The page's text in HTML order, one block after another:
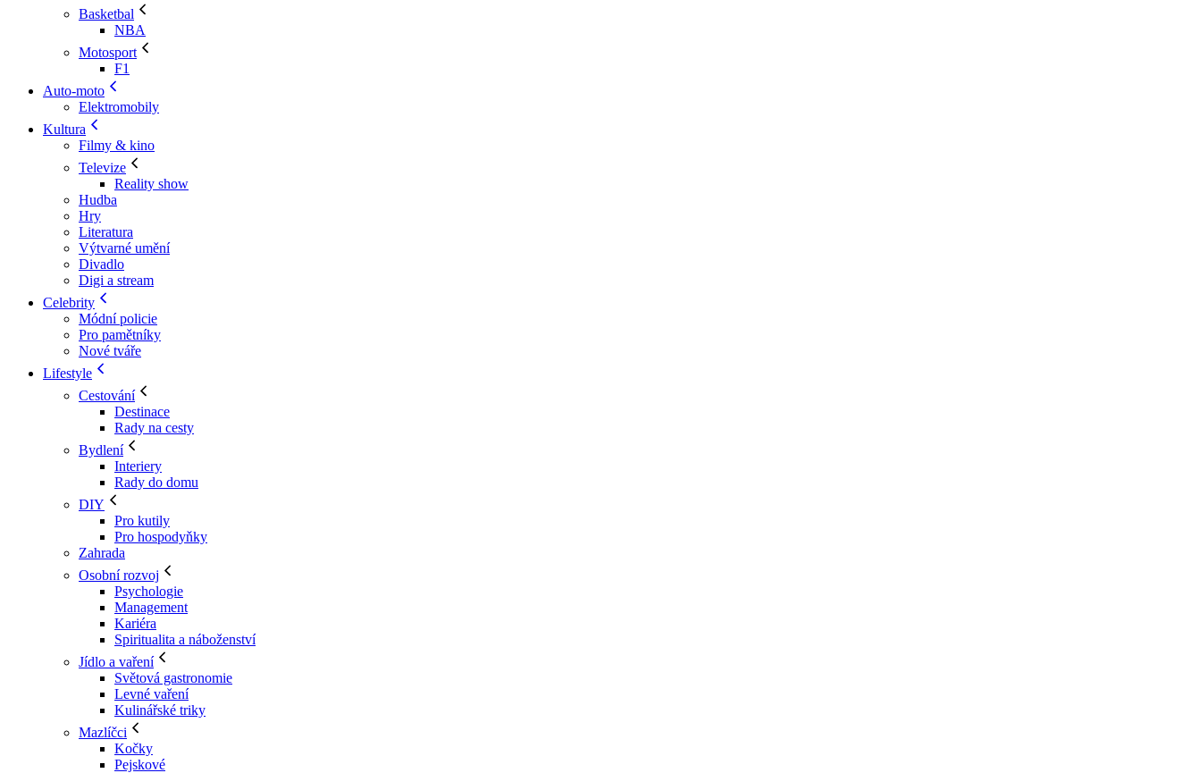
Basketbal
NBA
Motosport
F1
Auto-moto
Elektromobily
Kultura
Filmy & kino
Televize
Reality show
Hudba
Hry
Literatura
Výtvarné umění
Divadlo
Digi a stream
Celebrity
Módní policie
Pro pamětníky
Nové tváře
Lifestyle
Cestování
Destinace
Rady na cesty
Bydlení
Interiery
Rady do domu
DIY
Pro kutily
Pro hospodyňky
Zahrada
Osobní rozvoj
Psychologie
Management
Kariéra
Spiritualita a náboženství
Jídlo a vaření
Světová gastronomie
Levné vaření
Kulinářské triky
Mazlíčci
Kočky
Pejskové